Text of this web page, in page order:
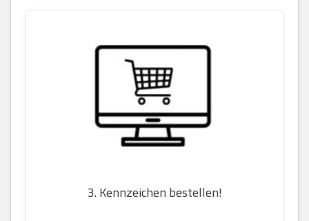
3. Kennzeichen bestellen!